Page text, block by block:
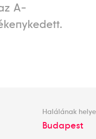
A-
Halálának helye
Budapest